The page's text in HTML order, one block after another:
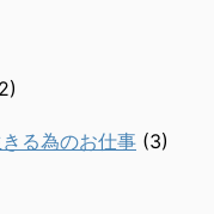
る為のお仕事 (3)